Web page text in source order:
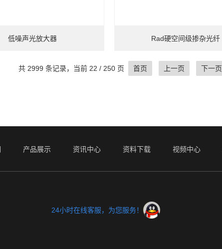
低噪声光放大器 Rad硬空间级掺杂光纤
共 2999 条记录，当前 22 / 250 页 首页 上一页 下一页
产品展示 资讯中心 资料下载 视频中心
24小时在线客服，为您服务！